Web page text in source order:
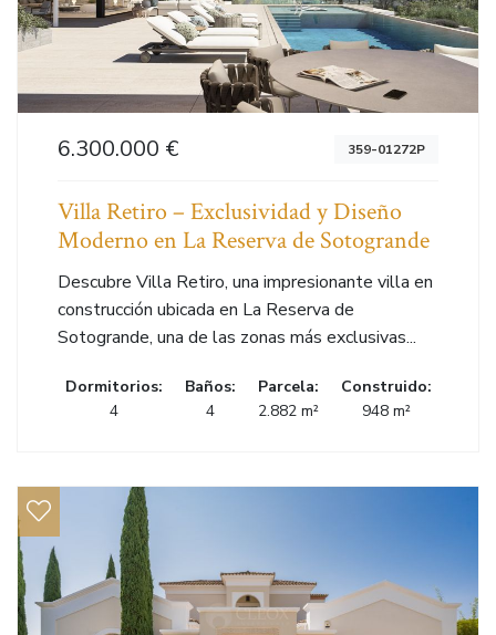
6.300.000 € 359-01272P
Villa Retiro – Exclusividad y Diseño
Moderno en La Reserva de Sotogrande
Descubre Villa Retiro, una impresionante villa en
construcción ubicada en La Reserva de
Sotogrande, una de las zonas más exclusivas...
Dormitorios:
4
Baños:
4
Parcela:
2.882 m²
Construido:
948 m²